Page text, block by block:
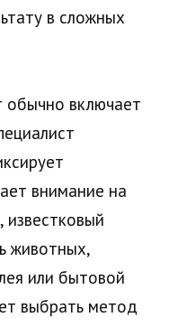
в сложных
обычно включает
внимание на
известковый
животных,
или бытовой
выбрать метод